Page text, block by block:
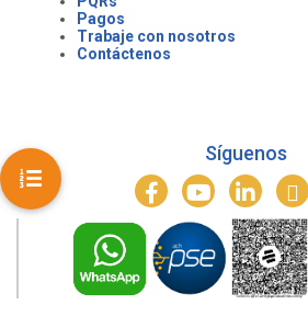
Pagos
Trabaje con nosotros
Contáctenos
Síguenos